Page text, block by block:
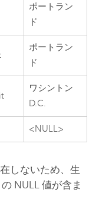
ポートラン
ド
ポートラン
ド
ワシントン
D.C.
<NULL>
しないため、生
NULL 値が含ま